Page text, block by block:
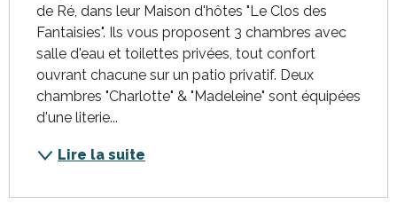
de Ré, dans leur Maison d'hôtes "Le Clos des
Fantaisies". Ils vous proposent 3 chambres avec
salle d'eau et toilettes privées, tout confort
ouvrant chacune sur un patio privatif. Deux
chambres "Charlotte" & "Madeleine" sont équipées
d'une literie...
Lire la suite